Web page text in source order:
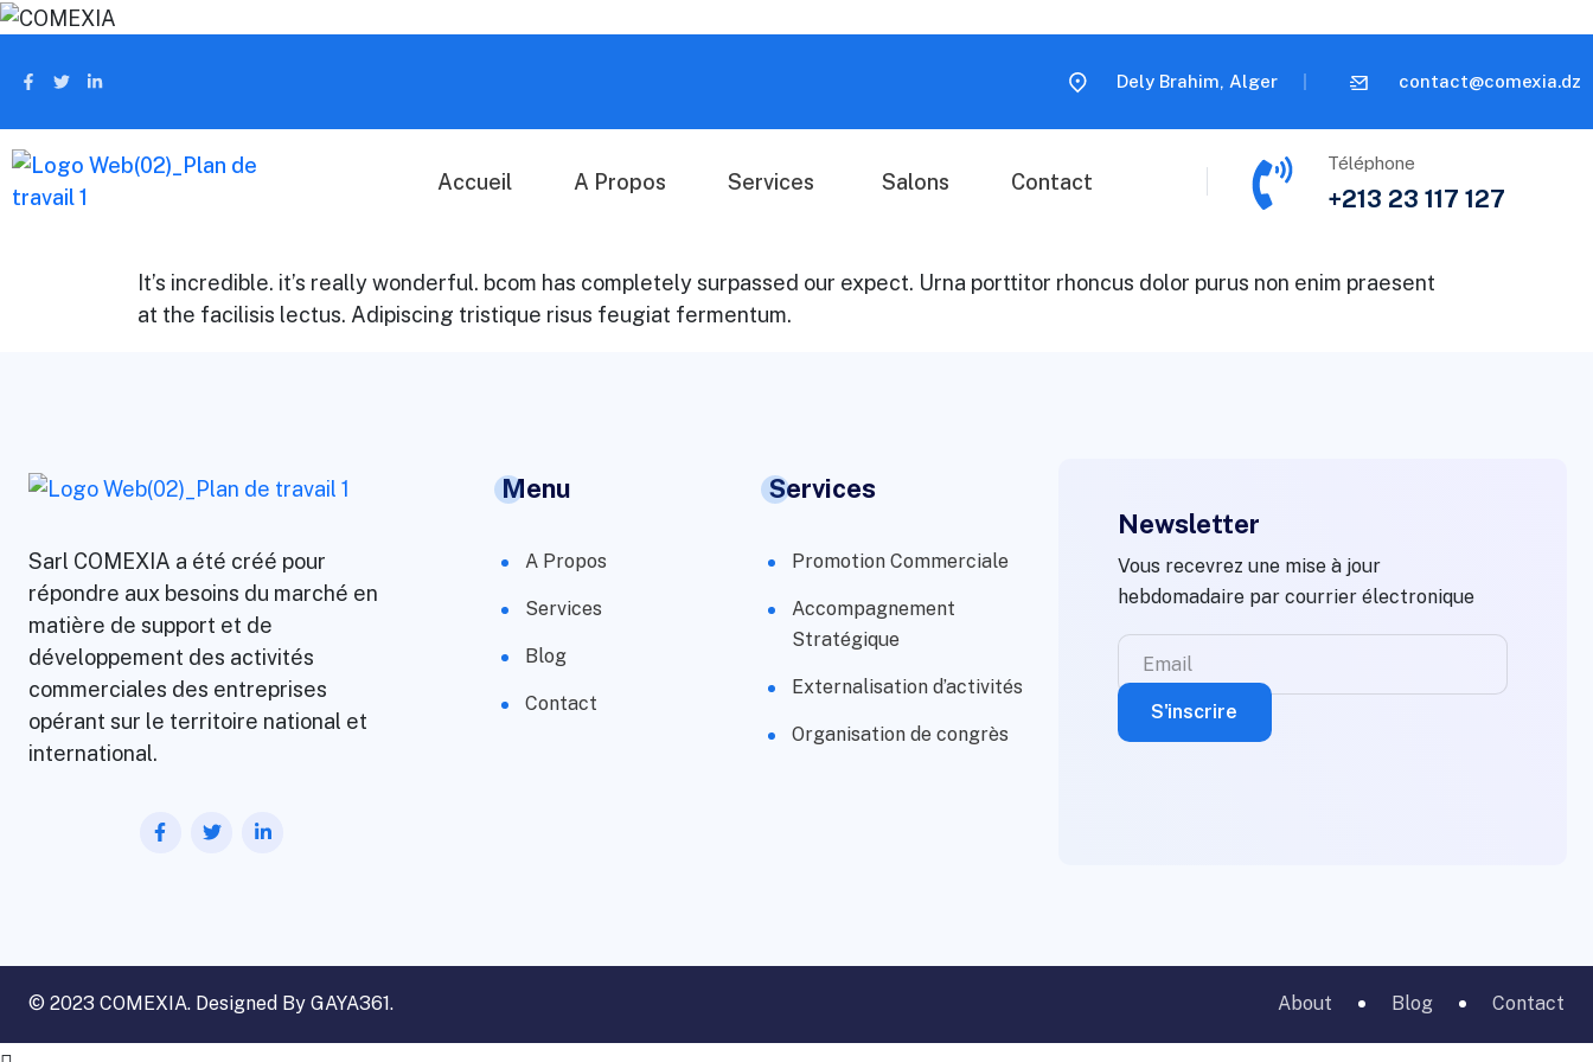
Dely Brahim, Alger contact@comexia.dz
Accueil A Propos Services Salons Contact
Téléphone
+213 23 117 127
It’s incredible. it’s really wonderful. bcom has completely surpassed our expect. Urna porttitor rhoncus dolor purus non enim praesent
at the facilisis lectus. Adipiscing tristique risus feugiat fermentum.
Sarl COMEXIA a été créé pour
répondre aux besoins du marché en
matière de support et de
développement des activités
commerciales des entreprises
opérant sur le territoire national et
international.
Menu
A Propos
Services
Blog
Contact
Services
Promotion Commerciale
Accompagnement
Stratégique
Externalisation d’activités
Organisation de congrès
Newsletter
Vous recevrez une mise à jour
hebdomadaire par courrier électronique
© 2023 COMEXIA. Designed By GAYA361. About Blog Contact